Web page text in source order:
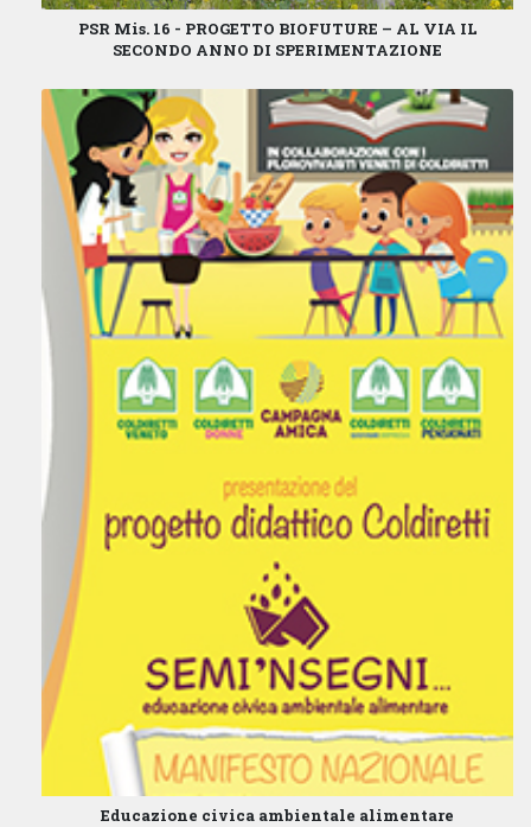
PSR Mis. 16 - PROGETTO BIOFUTURE – AL VIA IL
SECONDO ANNO DI SPERIMENTAZIONE
Educazione civica ambientale alimentare